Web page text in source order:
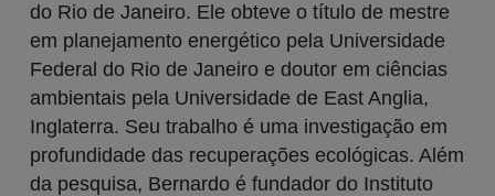
do Rio de Janeiro. Ele obteve o título de mestre
em planejamento energético pela Universidade
Federal do Rio de Janeiro e doutor em ciências
ambientais pela Universidade de East Anglia,
Inglaterra. Seu trabalho é uma investigação em
profundidade das recuperações ecológicas. Além
da pesquisa, Bernardo é fundador do Instituto